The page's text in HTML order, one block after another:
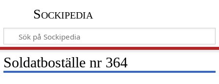
Sockipedia
Soldatboställe nr 364